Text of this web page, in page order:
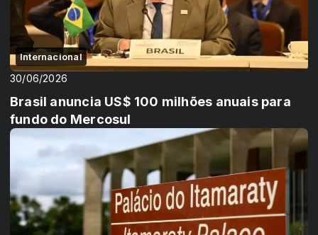
Internacional
30/06/2026
Brasil anuncia US$ 100 milhões anuais para
fundo do Mercosul